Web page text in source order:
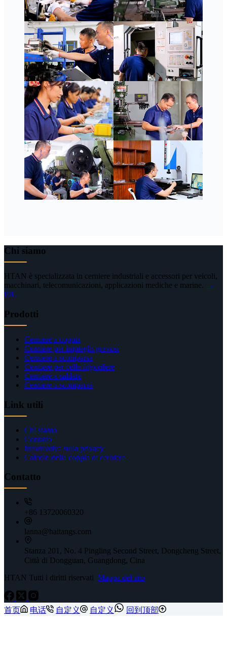
Chi siamo
HTAN è specializzata in cerniere industriali e accessori per veicoli,
macchinari, telecomunicazioni, applicazioni mediche e marine. →
PIÙ
Prodotti
Cerniere a coppia
Cerniere per impieghi gravosi
Cerniere a scomparsa
Cerniere per celle frigorifere
Cerniere a saldare
Cerniere a scomparsa
Link utili
Chi siamo
Contatto
Informativa sulla privacy
Calcolo della coppia di cerniere
Contatto
+86 13720060320
lanna@haitangs.com
Stanza 201, No. 4 Pingling Second Street, Dongcheng Street,
Città di Dongguan, Guangdong, Cina
HTAN Tutti i diritti riservati Mappa del sito
首页 电话 自定义 自定义 回到顶部